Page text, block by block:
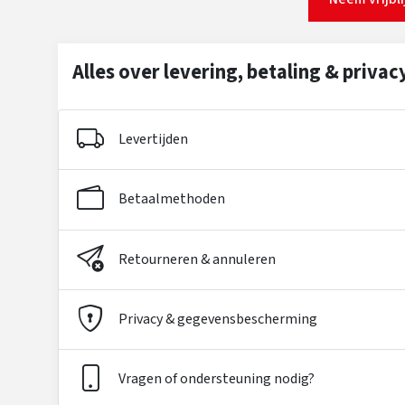
Alles over levering, betaling &
Levertijden
Betaalmethoden
Retourneren & annuleren
Privacy & gegevensbescherming
Vragen of ondersteuning nodig?